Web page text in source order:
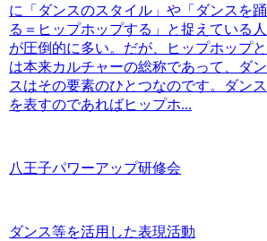
に「ダンスのスタイル」や「ダンスを踊
る＝ヒップホップする」と捉えている人
が圧倒的に多い。だが、ヒップホップと
は本来カルチャーの総称であって、ダン
スはその要素のひとつなのです。ダンス
を表すのであればヒップホ...
八王子パワーアップ研修会
ダンス等を活用した表現活動